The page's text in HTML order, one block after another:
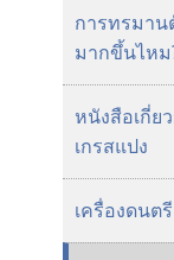
การทรมาน
มากขึ้นไหม
หนังสือเกี่ย
เกรสแปง
เครื่องดนต